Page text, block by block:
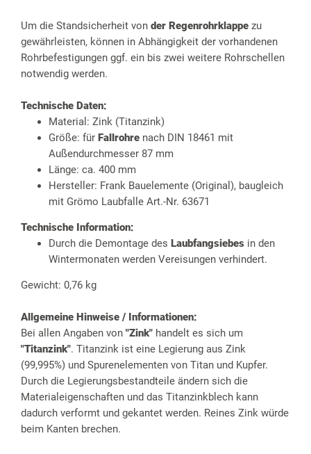
Um die Standsicherheit von der Regenrohrklappe zu
gewährleisten, können in Abhängigkeit der vorhandenen
Rohrbefestigungen ggf. ein bis zwei weitere Rohrschellen
notwendig werden.
Technische Daten:
Material: Zink (Titanzink)
Größe: für Fallrohre nach DIN 18461 mit
Außendurchmesser 87 mm
Länge: ca. 400 mm
Hersteller: Frank Bauelemente (Original), baugleich
mit Grömo Laubfalle Art.-Nr. 63671
Technische Information:
Durch die Demontage des Laubfangsiebes in den
Wintermonaten werden Vereisungen verhindert.
Gewicht: 0,76 kg
Allgemeine Hinweise / Informationen:
Bei allen Angaben von "Zink" handelt es sich um
"Titanzink". Titanzink ist eine Legierung aus Zink
(99,995%) und Spurenelementen von Titan und Kupfer.
Durch die Legierungsbestandteile ändern sich die
Materialeigenschaften und das Titanzinkblech kann
dadurch verformt und gekantet werden. Reines Zink würde
beim Kanten brechen.